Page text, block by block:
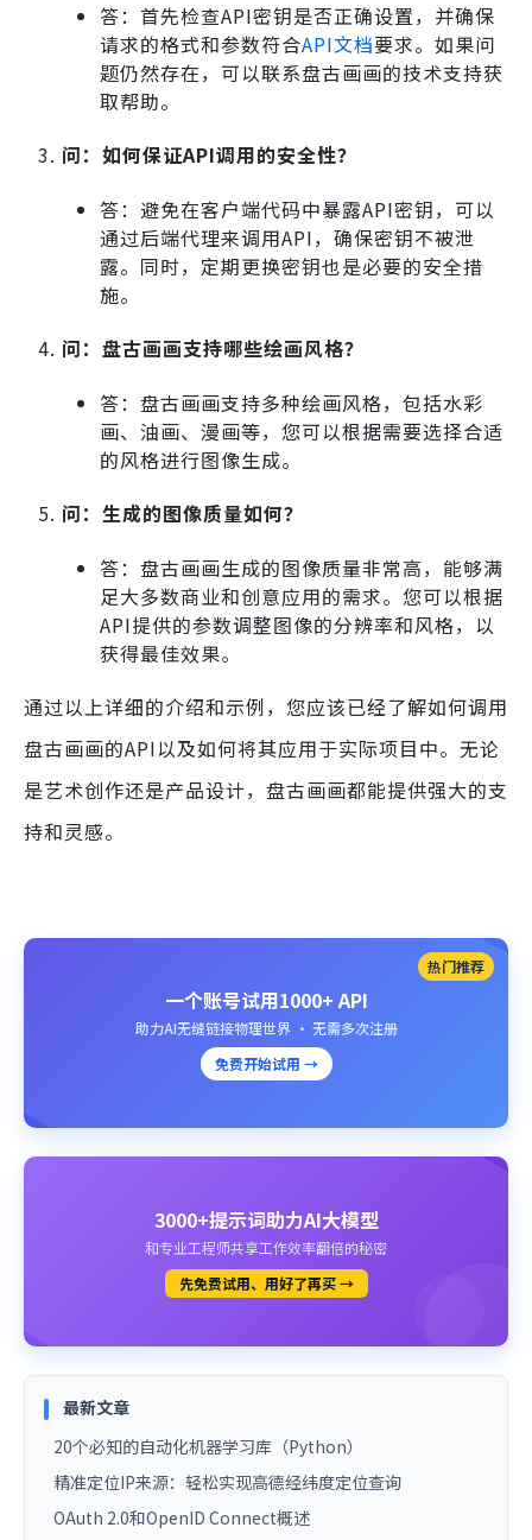
答：首先检查API密钥是否正确设置，并确保
请求的格式和参数符合API文档要求。如果问
题仍然存在，可以联系盘古画画的技术支持获
取帮助。
问：如何保证API调用的安全性？
答：避免在客户端代码中暴露API密钥，可以
通过后端代理来调用API，确保密钥不被泄
露。同时，定期更换密钥也是必要的安全措
施。
问：盘古画画支持哪些绘画风格？
答：盘古画画支持多种绘画风格，包括水彩
画、油画、漫画等，您可以根据需要选择合适
的风格进行图像生成。
问：生成的图像质量如何？
答：盘古画画生成的图像质量非常高，能够满
足大多数商业和创意应用的需求。您可以根据
API提供的参数调整图像的分辨率和风格，以
获得最佳效果。
通过以上详细的介绍和示例，您应该已经了解如何调用
盘古画画的API以及如何将其应用于实际项目中。无论
是艺术创作还是产品设计，盘古画画都能提供强大的支
持和灵感。
热门推荐
一个账号试用1000+ API
助力AI无缝链接物理世界 · 无需多次注册
免费开始试用 →
3000+提示词助力AI大模型
和专业工程师共享工作效率翻倍的秘密
先免费试用、用好了再买 →
最新文章
20个必知的自动化机器学习库（Python）
精准定位IP来源：轻松实现高德经纬度定位查询
OAuth 2.0和OpenID Connect概述